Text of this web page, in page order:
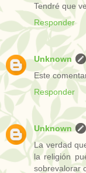
Tendré que
Responder
Unknown
Este
Responder
Unknown
La verdad
la religión
sobrevalorar